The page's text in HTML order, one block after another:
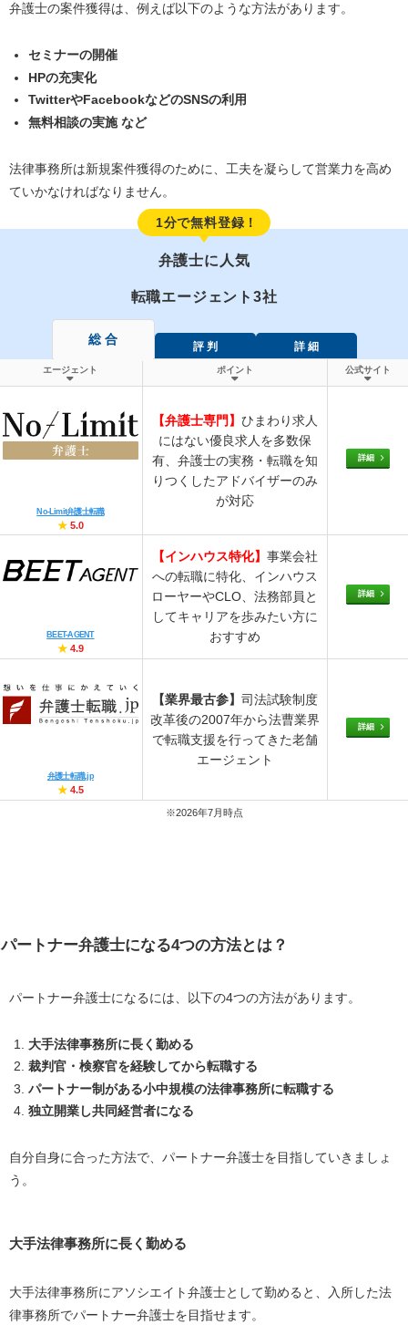
弁護士の案件獲得は、例えば以下のような方法があります。
セミナーの開催
HPの充実化
TwitterやFacebookなどのSNSの利用
無料相談の実施 など
法律事務所は新規案件獲得のために、工夫を凝らして営業力を高め
ていかなければなりません。
1分で無料登録！
弁護士に人気
転職エージェント3社
総 合 評 判 詳 細
エージェント ポイント 公式サイト
No-Limit弁護士転職
★5.0
【弁護士専門】 ひまわり求人
にはない優良求人を多数保
有、弁護士の実務・転職を知
りつくしたアドバイザーのみ
が対応
詳細
BEET-AGENT
★4.9
【インハウス特化】 事業会社
への転職に特化、インハウス
ローヤーやCLO、法務部員と
してキャリアを歩みたい方に
おすすめ
詳細
弁護士転職.jp
★4.5
【業界最古参】 司法試験制度
改革後の2007年から法曹業界
で転職支援を行ってきた老舗
エージェント
詳細
※2026年7月時点
パートナー弁護士になる4つの方法とは？
パートナー弁護士になるには、以下の4つの方法があります。
大手法律事務所に長く勤める
裁判官・検察官を経験してから転職する
パートナー制がある小中規模の法律事務所に転職する
独立開業し共同経営者になる
自分自身に合った方法で、パートナー弁護士を目指していきましょ
う。
大手法律事務所に長く勤める
大手法律事務所にアソシエイト弁護士として勤めると、入所した法
律事務所でパートナー弁護士を目指せます。